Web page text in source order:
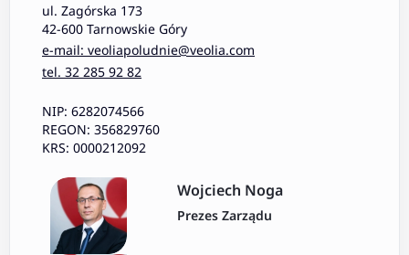
ul. Zagórska 173
42-600 Tarnowskie Góry
e-mail: veoliapoludnie@veolia.com
tel. 32 285 92 82
NIP: 6282074566
REGON: 356829760
KRS: 0000212092
Wojciech Noga
Prezes Zarządu